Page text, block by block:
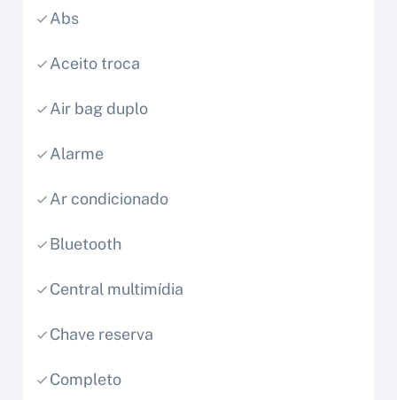
Abs
Aceito troca
Air bag duplo
Alarme
Ar condicionado
Bluetooth
Central multimídia
Chave reserva
Completo